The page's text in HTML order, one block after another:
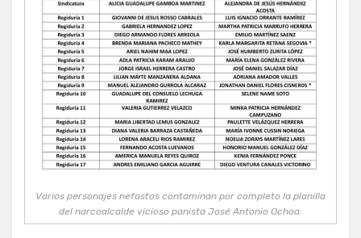
Varios personajes nefastos contaminan por completo la planilla
del narcoalcalde vicioso panista José Antonio Ochoa.